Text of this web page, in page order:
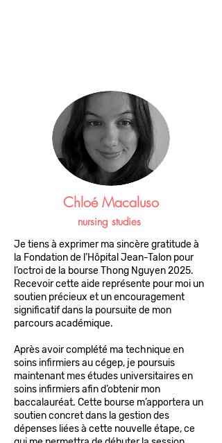
Chloé Macaluso
nursing studies
Je tiens à exprimer ma sincère gratitude à
la Fondation de l’Hôpital Jean-Talon pour
l’octroi de la bourse Thong Nguyen 2025.
Recevoir cette aide représente pour moi un
soutien précieux et un encouragement
significatif dans la poursuite de mon
parcours académique.
Après avoir complété ma technique en
soins infirmiers au cégep, je poursuis
maintenant mes études universitaires en
soins infirmiers afin d’obtenir mon
baccalauréat. Cette bourse m’apportera un
soutien concret dans la gestion des
dépenses liées à cette nouvelle étape, ce